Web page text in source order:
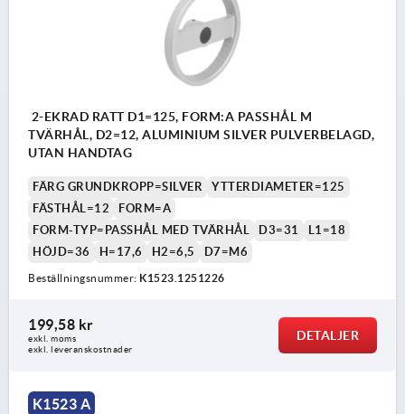
2-EKRAD RATT D1=125, FORM:A PASSHÅL M
TVÄRHÅL, D2=12, ALUMINIUM SILVER PULVERBELAGD,
UTAN HANDTAG
FÄRG GRUNDKROPP=SILVER
YTTERDIAMETER=125
FÄSTHÅL=12
FORM=A
FORM-TYP=PASSHÅL MED TVÄRHÅL
D3=31
L1=18
HÖJD=36
H=17,6 H2=6,5 D7=M6
Beställningsnummer: K1523.1251226
199,58 kr
exkl. moms
exkl. leveranskostnader
DETALJER
K1523 A